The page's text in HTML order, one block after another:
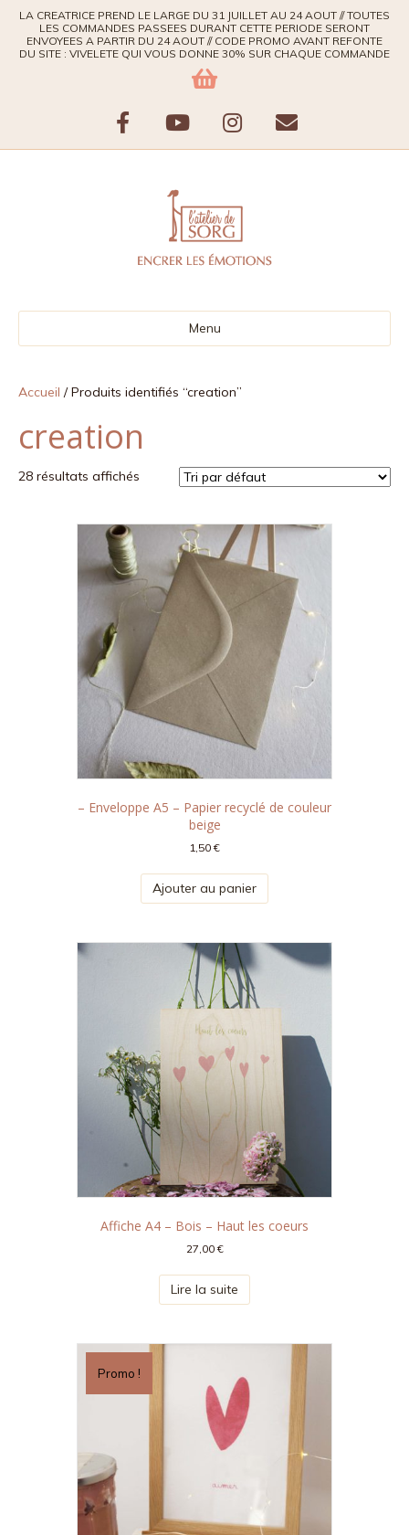
LA CREATRICE PREND LE LARGE DU 31 JUILLET AU 24 AOUT // TOUTES
LES COMMANDES PASSEES DURANT CETTE PERIODE SERONT
ENVOYEES A PARTIR DU 24 AOUT // CODE PROMO AVANT REFONTE
DU SITE : VIVELETE QUI VOUS DONNE 30% SUR CHAQUE COMMANDE
F
o
o
k
Y
u
t
b
e
I
s
t
g
r
m
E
Menu
Accueil / Produits identifiés “creation”
creation
28 résultats affichés
– Enveloppe A5 – Papier recyclé de couleur
beige
1,50€
Ajouter au panier
Affiche A4 – Bois – Haut les coeurs
27,00€
Lire la suite
Promo !